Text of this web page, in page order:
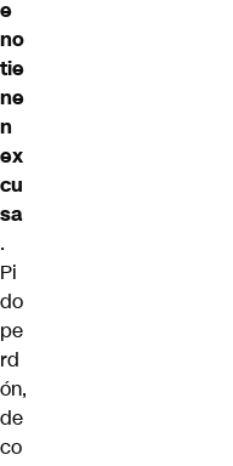
e
no
tie
ne
n
ex
cu
sa
.
Pi
do
pe
rd
ón,
de
co